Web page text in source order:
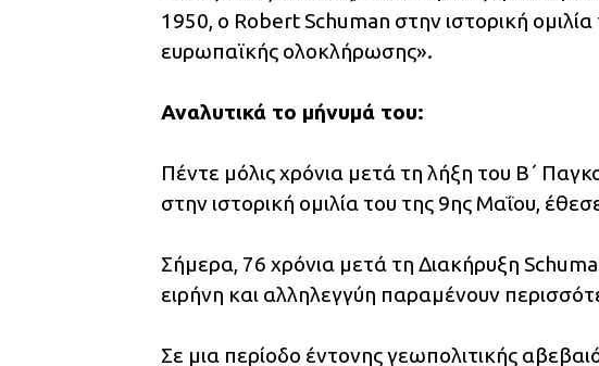
1950, ο Robert Schuman στην ιστορική
ευρωπαϊκής ολοκλήρωσης».
Αναλυτικά το μήνυμά του:
Πέντε μόλις χρόνια μετά τη λήξη του Β΄
στην ιστορική ομιλία του της 9ης Μαΐου,
Σήμερα, 76 χρόνια μετά τη Διακήρυξη
ειρήνη και αλληλεγγύη παραμένουν
Σε μια περίοδο έντονης γεωπολιτικής